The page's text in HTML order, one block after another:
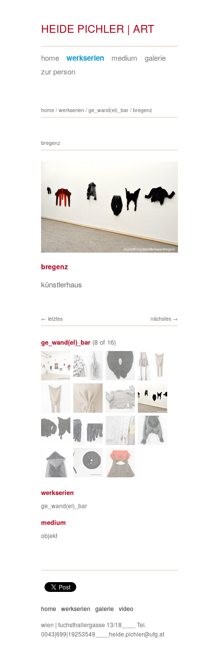
HEIDE PICHLER | ART
home werkserien medium
galerie
zur person
home / werkserien / ge_wand(el)_bar / bregenz
bregenz
bregenz
künstlerhaus
nächstes
letztes
ge_wand(el)_bar (8 of 16)
werkserien
ge_wand(el)_bar
medium
objekt
home werkserien galerie
video
wien | fuchsthallergasse 13/18____ Tel.
0043|699|19253549____heide.pichler@ufg.at